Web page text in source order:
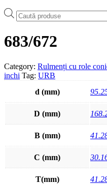
Products
search
683/672
Category: Rulmenți cu role
inchi Tag: URB
d (mm)
D (mm)
B (mm)
C (mm)
T(mm)